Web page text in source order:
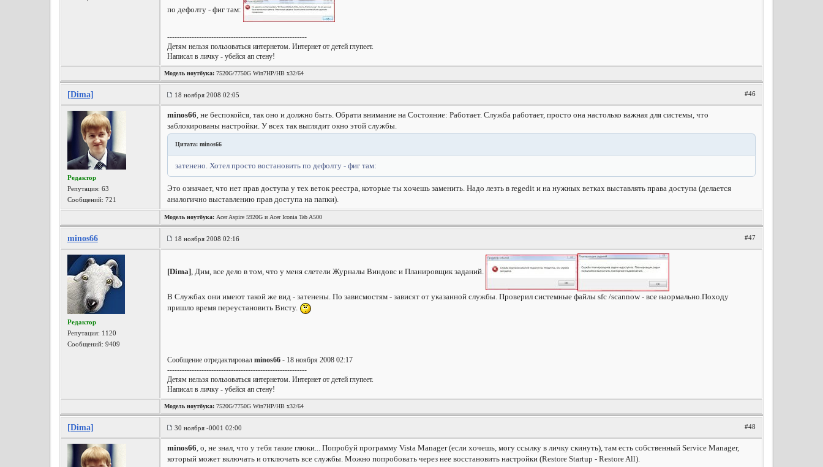
по дефолту - фиг там:
---------------------------------------------------------
Детям нельзя пользоваться интернетом. Интернет от детей глупеет.
Написал в личку - убейся ап стену!
Модель ноутбука:7520G/7750G Win7HP/HB x32/64
[Dima] 18 ноября 2008 02:05 #46
Редактор
Репутация: 63
Сообщений: 721
minos66, не беспокойся, так оно и должно быть. Обрати внимание на Состояние: Работает. Служба работает, просто она настолько важная для системы, что
заблокированы настройки. У всех так выглядит окно этой службы.
Цитата: minos66
затенено. Хотел просто востановить по дефолту - фиг там:
Это означает, что нет прав доступа у тех веток реестра, которые ты хочешь заменить. Надо лезть в regedit и на нужных ветках выставлять права доступа (делается
аналогично выставлению прав доступа на папки).
Модель ноутбука:Acer Aspire 5920G и Acer Iconia Tab A500
minos66 18 ноября 2008 02:16 #47
Редактор
Репутация: 1120
Сообщений: 9409
[Dima], Дим, все дело в том, что у меня слетели Журналы Виндовс и Планировщик заданий.
В Службах они имеют такой же вид - затенены. По зависмостям - зависят от указанной службы. Проверил системные файлы sfc /scannow - все наормально.Походу
пришло время переустановить Висту.
Сообщение отредактировал minos66- 18 ноября 2008 02:17
---------------------------------------------------------
Детям нельзя пользоваться интернетом. Интернет от детей глупеет.
Написал в личку - убейся ап стену!
Модель ноутбука:7520G/7750G Win7HP/HB x32/64
[Dima] 30 ноября -0001 02:00 #48
minos66, о, не знал, что у тебя такие глюки... Попробуй программу Vista Manager (если хочешь, могу ссылку в личку скинуть), там есть собственный Service Manager,
который может включать и отключать все службы. Можно попробовать через нее восстановить настройки (Restore Startup - Restore All).